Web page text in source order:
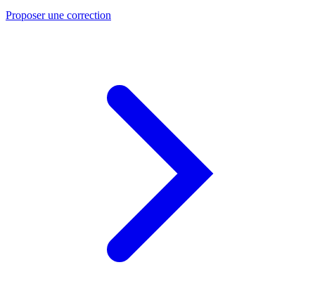
Proposer une correction